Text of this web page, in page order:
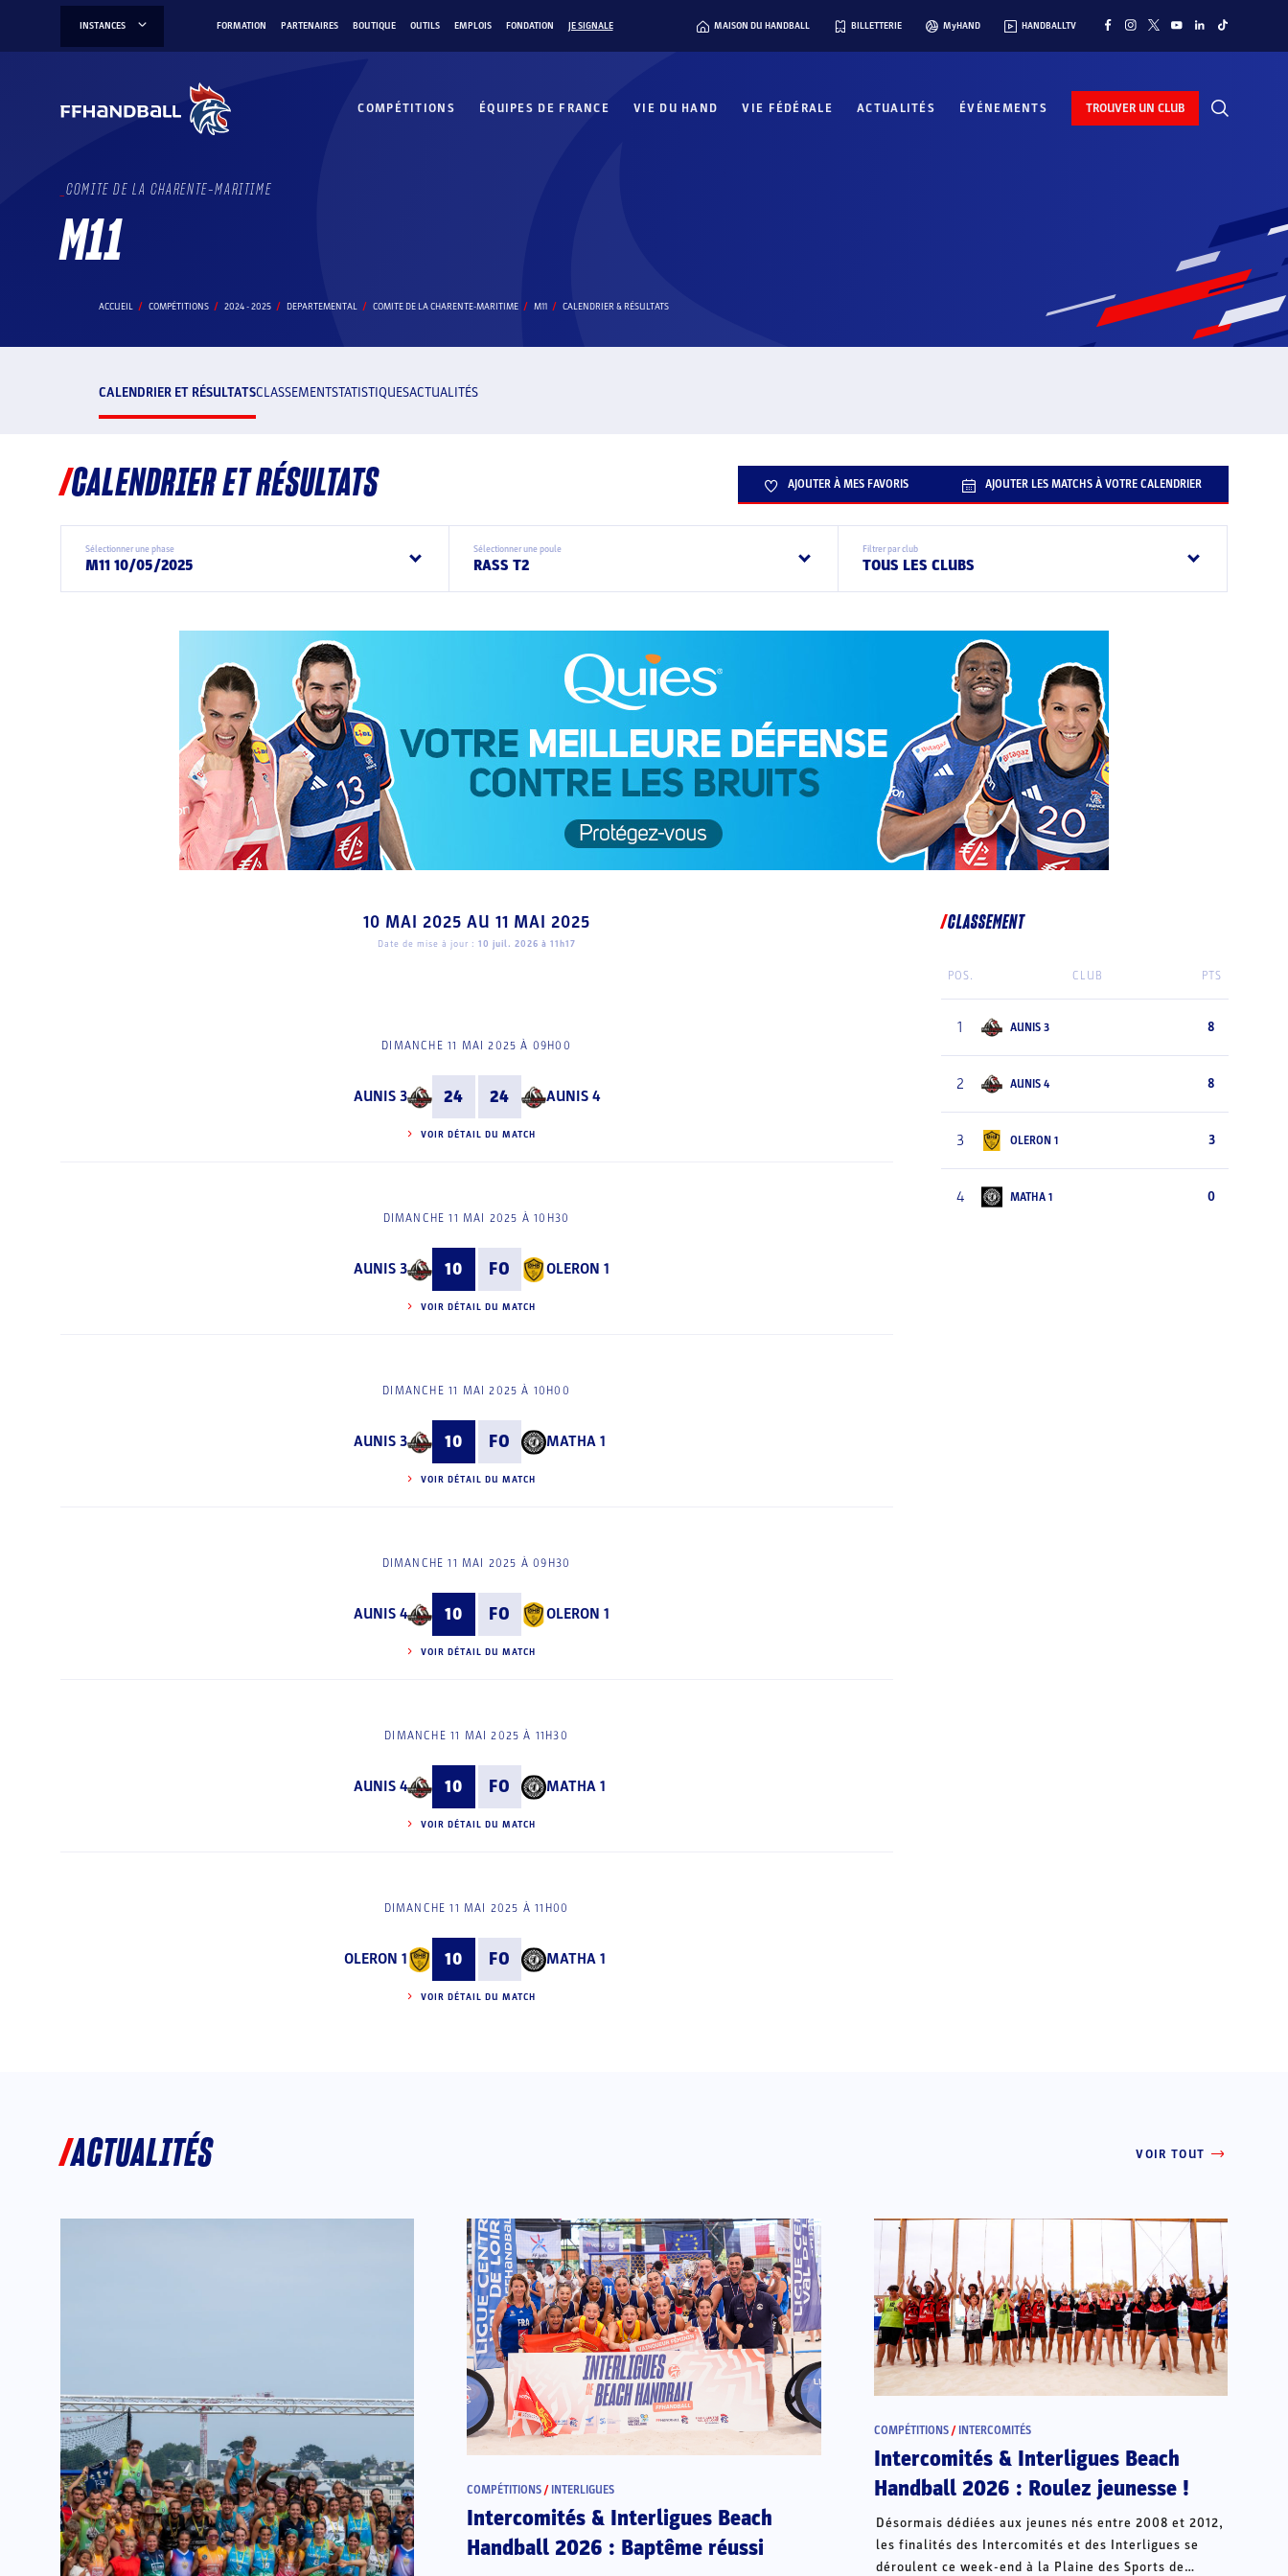
INSTANCES FORMATION PARTENAIRES BOUTIQUE OUTILS EMPLOIS FONDATION JE SIGNALE MAISON DU HANDBALL BILLETTERIE MyHAND HANDBALLTV
COMPÉTITIONS ÉQUIPES DE FRANCE VIE DU HAND VIE FÉDÉRALE ACTUALITÉS ÉVÉNEMENTS TROUVER UN CLUB
COMITE DE LA CHARENTE-MARITIME
M11
ACCUEIL COMPÉTITIONS 2024 - 2025 DEPARTEMENTAL COMITE DE LA CHARENTE-MARITIME M11 CALENDRIER & RÉSULTATS
CALENDRIER ET RÉSULTATSCLASSEMENTSTATISTIQUESACTUALITÉS
CALENDRIER ET RÉSULTATS AJOUTER À MES FAVORIS AJOUTER LES MATCHS À VOTRE CALENDRIER
Sélectionner une phase
M11 10/05/2025
Sélectionner une poule
RASS T2
Filtrer par club
TOUS LES CLUBS
10 MAI 2025 AU 11 MAI 2025
Date de mise à jour : 10 juil. 2026 à 11h17
DIMANCHE 11 MAI 2025 À 09H00
AUNIS 3 24 24 AUNIS 4
VOIR DÉTAIL DU MATCH
DIMANCHE 11 MAI 2025 À 10H30
AUNIS 3 10 FO OLERON 1
VOIR DÉTAIL DU MATCH
DIMANCHE 11 MAI 2025 À 10H00
AUNIS 3 10 FO MATHA 1
VOIR DÉTAIL DU MATCH
DIMANCHE 11 MAI 2025 À 09H30
AUNIS 4 10 FO OLERON 1
VOIR DÉTAIL DU MATCH
DIMANCHE 11 MAI 2025 À 11H30
AUNIS 4 10 FO MATHA 1
VOIR DÉTAIL DU MATCH
DIMANCHE 11 MAI 2025 À 11H00
OLERON 1 10 FO MATHA 1
VOIR DÉTAIL DU MATCH
CLASSEMENT
POS. CLUB PTS
1 AUNIS 3 8
2 AUNIS 4 8
3 OLERON 1 3
4 MATHA 1 0
ACTUALITÉS VOIR TOUT
COMPÉTITIONS / INTERLIGUES
Intercomités & Interligues Beach
Handball 2026 : Baptême réussi
COMPÉTITIONS / INTERCOMITÉS
Intercomités & Interligues Beach
Handball 2026 : Roulez jeunesse !
Désormais dédiées aux jeunes nés entre 2008 et 2012,
les finalités des Intercomités et des Interligues se
déroulent ce week-end à la Plaine des Sports de